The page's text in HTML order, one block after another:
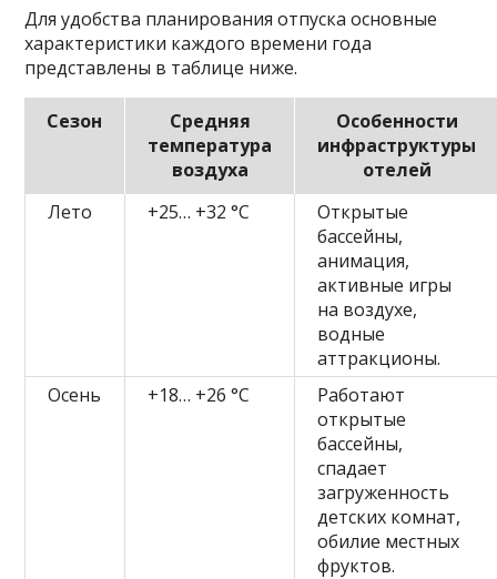
Для удобства планирования отпуска основные
характеристики каждого времени года
представлены в таблице ниже.
Сезон
Средняя
температура
воздуха
Особенности
инфраструктуры
отелей
Лето
+25… +32 °C
Открытые
бассейны,
анимация,
активные игры
на воздухе,
водные
аттракционы.
Осень
+18… +26 °C
Работают
открытые
бассейны,
спадает
загруженность
детских комнат,
обилие местных
фруктов.